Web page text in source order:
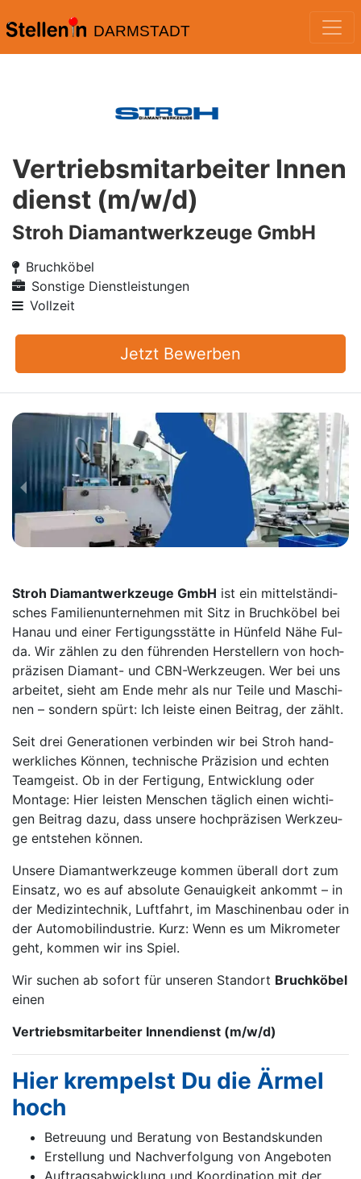
DARMSTADT
Vertriebsmitarbeiter Innen
dienst (m/w/d)
Stroh Diamantwerkzeuge GmbH
Bruchköbel
Sonstige Dienstleistungen
Vollzeit
Jetzt Bewerben
Stroh Dia­mant­werk­zeu­ge GmbH ist ein mit­tel­stän­di­
sches Fa­mi­li­en­un­ter­neh­men mit Sitz in Bruch­kö­bel bei
Ha­nau und ei­ner Fer­ti­gungs­stät­te in Hün­feld Nä­he Ful­
da. Wir zäh­len zu den füh­ren­den Her­stel­lern von hoch­
prä­zi­sen Dia­mant- und CBN-Werk­zeu­gen. Wer bei uns
ar­bei­tet, sieht am En­de mehr als nur Tei­le und Ma­schi­
nen – son­dern spürt: Ich leis­te ei­nen Bei­trag, der zählt.
Seit drei Ge­ne­ra­tio­nen ver­bin­den wir bei Stroh hand­
werk­li­ches Kön­nen, tech­ni­sche Prä­zi­si­on und ech­ten
Team­geist. Ob in der Fer­ti­gung, Ent­wick­lung oder
Mon­ta­ge: Hier leis­ten Men­schen täg­lich ei­nen wich­ti­
gen Bei­trag da­zu, dass un­se­re hoch­prä­zi­sen Werk­zeu­
ge ent­ste­hen kön­nen.
Un­se­re Dia­mant­werk­zeu­ge kom­men über­all dort zum
Ein­satz, wo es auf ab­so­lu­te Ge­nau­ig­keit an­kommt – in
der Me­di­zin­tech­nik, Luft­fahrt, im Ma­schi­nen­bau oder in
der Au­to­mo­bil­in­dus­trie. Kurz: Wenn es um Mi­kro­me­ter
geht, kom­men wir ins Spiel.
Wir suchen ab sofort für unseren Standort Bruchköbel
einen
Vertriebsmitarbeiter Innendienst (m/w/d)
Hier krempelst Du die Ärmel
hoch
Betreuung und Beratung von Bestandskunden
Erstellung und Nachverfolgung von Angeboten